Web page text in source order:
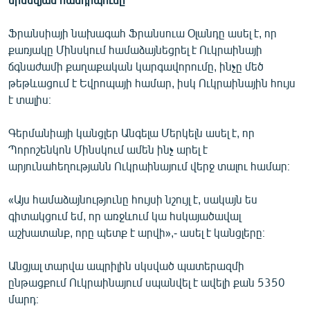
Ֆրանսիայի նախագահ Ֆրանսուա Օլանդը ասել է, որ
քառյակը Մինսկում համաձայնեցրել է Ուկրաինայի
ճգնաժամի քաղաքական կարգավորումը, ինչը մեծ
թեթևացում է Եվրոպայի համար, իսկ Ուկրաինային հույս
է տալիս։
Գերմանիայի կանցլեր Անգելա Մերկելն ասել է, որ
Պորոշենկոն Մինսկում ամեն ինչ արել է
արյունահեղությանն Ուկրաինայում վերջ տալու համար։
«Այս համաձայնությունը հույսի նշույլ է, սակայն ես
գիտակցում եմ, որ առջևում կա հսկայածավալ
աշխատանք, որը պետք է արվի»,- ասել է կանցլերը։
Անցյալ տարվա ապրիլին սկսված պատերազմի
ընթացքում Ուկրաինայում սպանվել է ավելի քան 5350
մարդ։